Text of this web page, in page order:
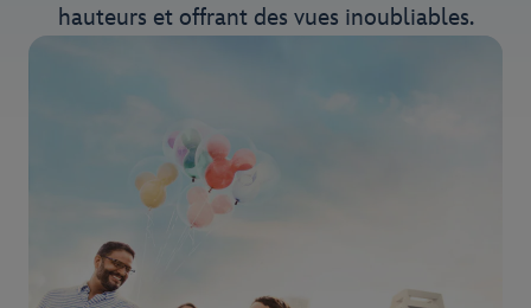
hauteurs et offrant des vues inoubliables.